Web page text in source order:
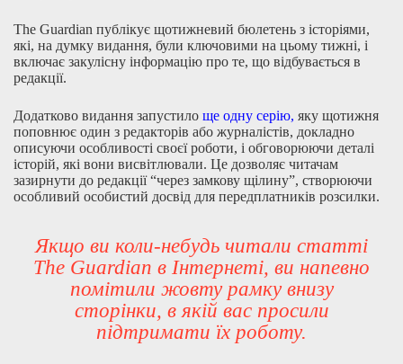
The Guardian публікує щотижневий бюлетень з історіями,
які, на думку видання, були ключовими на цьому тижні, і
включає закулісну інформацію про те, що відбувається в
редакції.
Додатково видання запустило ще одну серію, яку щотижня
поповнює один з редакторів або журналістів, докладно
описуючи особливості своєї роботи, і обговорюючи деталі
історій, які вони висвітлювали. Це дозволяє читачам
зазирнути до редакції “через замкову щілину”, створюючи
особливий особистий досвід для передплатників розсилки.
Якщо ви коли-небудь читали статті
The Guardian в Інтернеті, ви напевно
помітили жовту рамку внизу
сторінки, в якій вас просили
підтримати їх роботу.